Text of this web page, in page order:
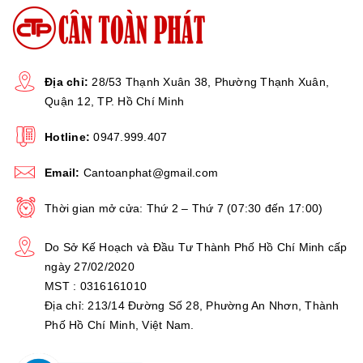
Thương hiệu OHAUS - MỸ
Bảo hành 24 tháng
Link video
cân
HÌNH ẢNH THỰC TẾ:
Địa chỉ: 28/53 Thạnh Xuân 38, Phường Thạnh Xuân,
Quận 12, TP. Hồ Chí Minh
Hotline: 0947.999.407
Email: Cantoanphat@gmail.com
Thời gian mở cửa: Thứ 2 – Thứ 7 (07:30 đến 17:00)
Do Sở Kế Hoạch và Đầu Tư Thành Phố Hồ Chí Minh cấp
ngày 27/02/2020
MST : 0316161010
Địa chỉ: 213/14 Đường Số 28, Phường An Nhơn, Thành
Phố Hồ Chí Minh, Việt Nam.